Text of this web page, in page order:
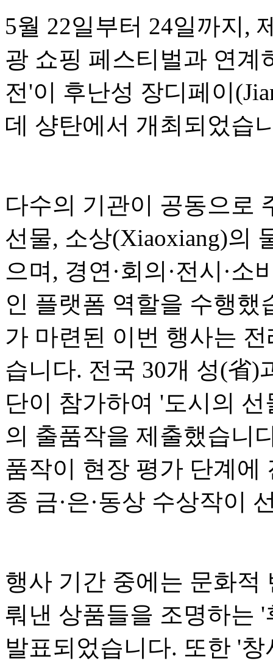
5월 22일부터 24일까지,
광 쇼핑 페스티벌과 연계
전'이 후난성 장디페이
데 샹탄에서 개최되었습
다수의 기관이 공동으로
선물, 소상(Xiaoxiang)의
으며, 경연·회의·전시·
인 플랫폼 역할을 수행
가 마련된 이번 행사는
습니다. 전국 30개 성(省)
단이 참가하여 '도시의
의 출품작을 제출했습니
품작이 현장 평가 단계에
종 금·은·동상 수상작이
행사 기간 중에는 문화적
뤄낸 상품들을 조명하는
발표되었습니다. 또한 '